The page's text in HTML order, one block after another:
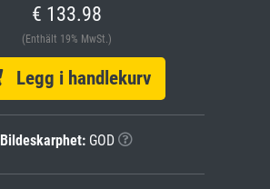
€ 133.98
(Enthält 19% MwSt.)
Legg i handlekurv
Bildeskarphet: GOD